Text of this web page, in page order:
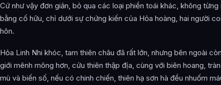
Cứ như vậy đơn giản, bỏ qua các loại phiền toái khác, không từng
bằng cố hữu, chỉ dưới sự chứng kiến của Hỏa hoàng, hai người
hôn.
Hỏa Linh Nhi khóc, tam thiên châu đã rất lớn, nhưng bên ngoài
giới mênh mông hơn, cửu thiên thập địa, cùng với biên hoang,
mù và biến số, nếu có chinh chiến, thiên hạ sơn hà đều nhuốm